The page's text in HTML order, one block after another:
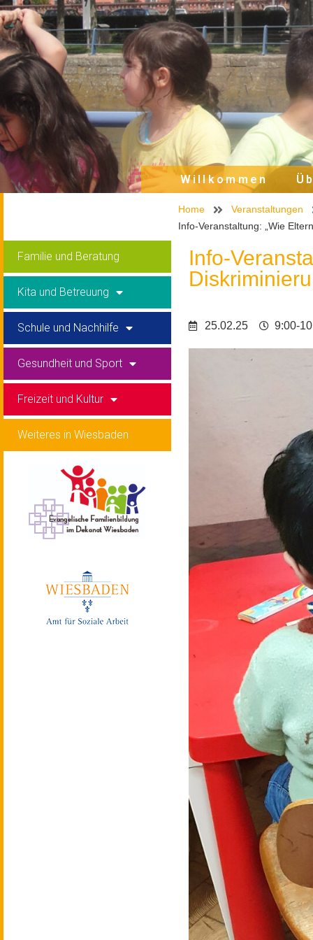
Willkommen
Home
Veranstaltungen
Info-Veranstaltung: „Wie
Familie und Beratung
Kita und Betreuung
Schule und Nachhilfe
Gesundheit und Sport
Freizeit und Kultur
Weiteres in Wiesbaden
Info-
25.02.25 9:00-